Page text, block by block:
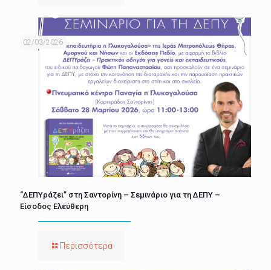
02/03/2026
“ΔΕΠΥράζει” στη Σαντορίνη – Σεμινάριο για τη ΔΕΠΥ –
Είσοδος Ελεύθερη
Περισσότερα